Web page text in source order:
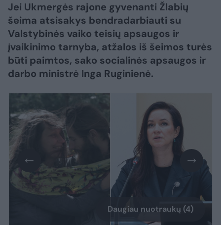
Jei Ukmergės rajone gyvenanti Žlabių
šeima atsisakys bendradarbiauti su
Valstybinės vaiko teisių apsaugos ir
įvaikinimo tarnyba, atžalos iš šeimos turės
būti paimtos, sako socialinės apsaugos ir
darbo ministrė Inga Ruginienė.
Daugiau nuotraukų (4)